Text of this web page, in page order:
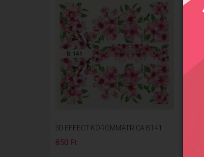
3D EFFECT KÖRÖMMATRICA B141
850 Ft